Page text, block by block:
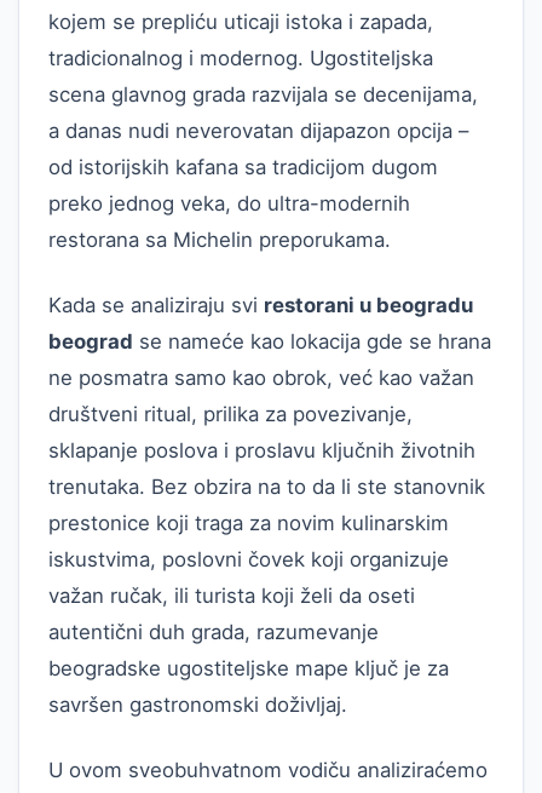
kojem se prepliću uticaji istoka i zapada,
tradicionalnog i modernog. Ugostiteljska
scena glavnog grada razvijala se decenijama,
a danas nudi neverovatan dijapazon opcija –
od istorijskih kafana sa tradicijom dugom
preko jednog veka, do ultra-modernih
restorana sa Michelin preporukama.
Kada se analiziraju svi restorani u beogradu
beograd se nameće kao lokacija gde se hrana
ne posmatra samo kao obrok, već kao važan
društveni ritual, prilika za povezivanje,
sklapanje poslova i proslavu ključnih životnih
trenutaka. Bez obzira na to da li ste stanovnik
prestonice koji traga za novim kulinarskim
iskustvima, poslovni čovek koji organizuje
važan ručak, ili turista koji želi da oseti
autentični duh grada, razumevanje
beogradske ugostiteljske mape ključ je za
savršen gastronomski doživljaj.
U ovom sveobuhvatnom vodiču analiziraćemo